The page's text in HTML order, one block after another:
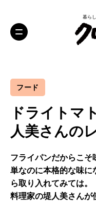
暮ら
フード
ドライトマ
人美さんの
フライパンだからこそ
単なのに本格的な味に
ら取り入れてみては。
料理家の堤人美さん